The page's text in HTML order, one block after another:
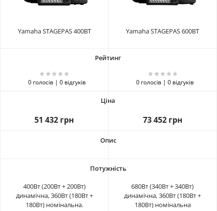
Yamaha STAGEPAS 400BT Yamaha STAGEPAS 600BT
0 голосів | 0 відгуків 0 голосів | 0 відгуків
51 432 грн 73 452 грн
400Вт (200Вт + 200Вт)
динамічна, 360Вт (180Вт +
180Вт) номінальна.
680Вт (340Вт + 340Вт)
динамічна, 360Вт (180Вт +
180Вт) номінальна